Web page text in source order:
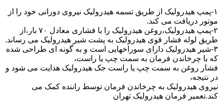
۱-پمپ هیدرولیک از طریق تسمه هیدرولیک نیروی دورانی خود را از
موتور دریافت می کند.
۲-پمپ هیدرولیک،روغن هیدرولیک را با فشاری معادل ۷۰ بار،از
طریق لوله فشار قوی هیدرولیک به پشت شیر هیدرولیک می رساند.
۳-شیر هیدرولیک دارای سوراخهایی است و به گونه ای طراحی شده
که با چرخاندن فرمان به سمت چپ یا راست،
فشار روغن به سمت چپ یا راست جک هیدرولیک هدایت می شود و
در نتیجه،
نیروی هیدرولیک به چرخاندن فرمان توسط راننده کمک می
کند.تعمیر فرمان هیدرولیک تهران